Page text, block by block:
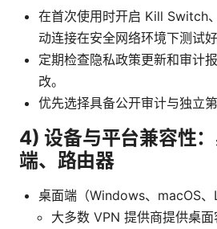
在首次使用时开启 Kill Switch
动连接在安全网络环境下测试
定期检查隐私政策更新和审计
改。
优先选择具备公开审计与独立
4) 设备与平台兼容性
端、路由器
桌面端（Windows、macOS、
大多数 VPN 提供商提供桌